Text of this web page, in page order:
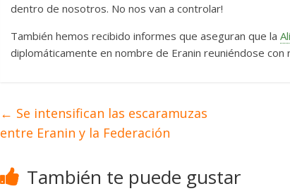
dentro de nosotros. No nos van a controlar!
También hemos recibido informes que aseguran que la
diplomáticamente en nombre de Eranin reuniéndose
← Se intensifican las escaramuzas
entre Eranin y la Federación
También te puede gustar